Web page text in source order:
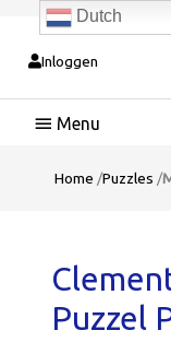
Inloggen
Hoofdmenu
Home /Puzzles /
Puzzel
Dutch